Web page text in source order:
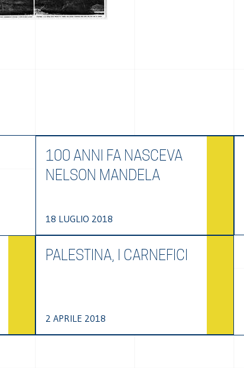
100 ANNI FA NASCEVA
NELSON MANDELA
18 LUGLIO 2018
PALESTINA, I CARNEFICI
2 APRILE 2018